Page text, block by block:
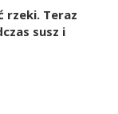
rzeki. Teraz
susz i